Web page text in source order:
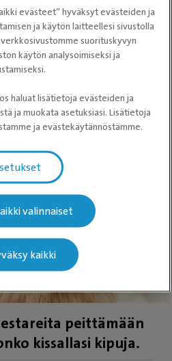
HAE
kanssamme? Selaa
peittämään
kissallasi kipuja.
evästeet” hyväksyt evästeiden ja
ja käytön laitteellesi sivustolla
suorituskyvyn
käytön analysoimiseksi ja
haluat lisätietoja evästeiden ja
ja muokata asetuksiasi. Lisätietoja
ja evästekäytännöstämme.
valinnaiset
kaikki